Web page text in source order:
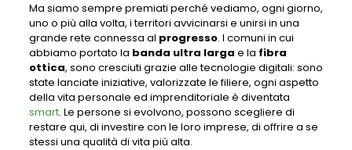
Ma siamo sempre premiati perché vediamo, ogni giorno,
uno o più alla volta, i territori avvicinarsi e unirsi in una
grande rete connessa al progresso. I comuni in cui
abbiamo portato la banda ultra larga e la fibra
ottica, sono cresciuti grazie alle tecnologie digitali: sono
state lanciate iniziative, valorizzate le filiere, ogni aspetto
della vita personale ed imprenditoriale è diventata
smart. Le persone si evolvono, possono scegliere di
restare qui, di investire con le loro imprese, di offrire a se
stessi una qualità di vita più alta.